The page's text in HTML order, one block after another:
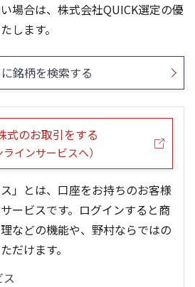
25/12
25/10 24/01
23/01
場合は、株式会社QUICK選定の優
します。
銘柄を検索する
式のお取引をする
ラインサービスへ）
」とは、口座をお持ちのお客様
ービスです。ログインすると商
などの機能や、野村ならではの
だけます。
ス